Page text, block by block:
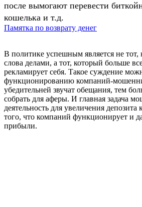
после вымогают перевести
кошелька и т.д.
Памятка по возврату денег
В политике успешным является не тот,
слова делами, а тот, который больше
рекламирует себя. Такое суждение
функционированию компаний-
убедительней звучат обещания, тем
собрать для аферы. И главная задача
деятельность для увеличения депозита
того, что компаний функционирует и
прибыли.